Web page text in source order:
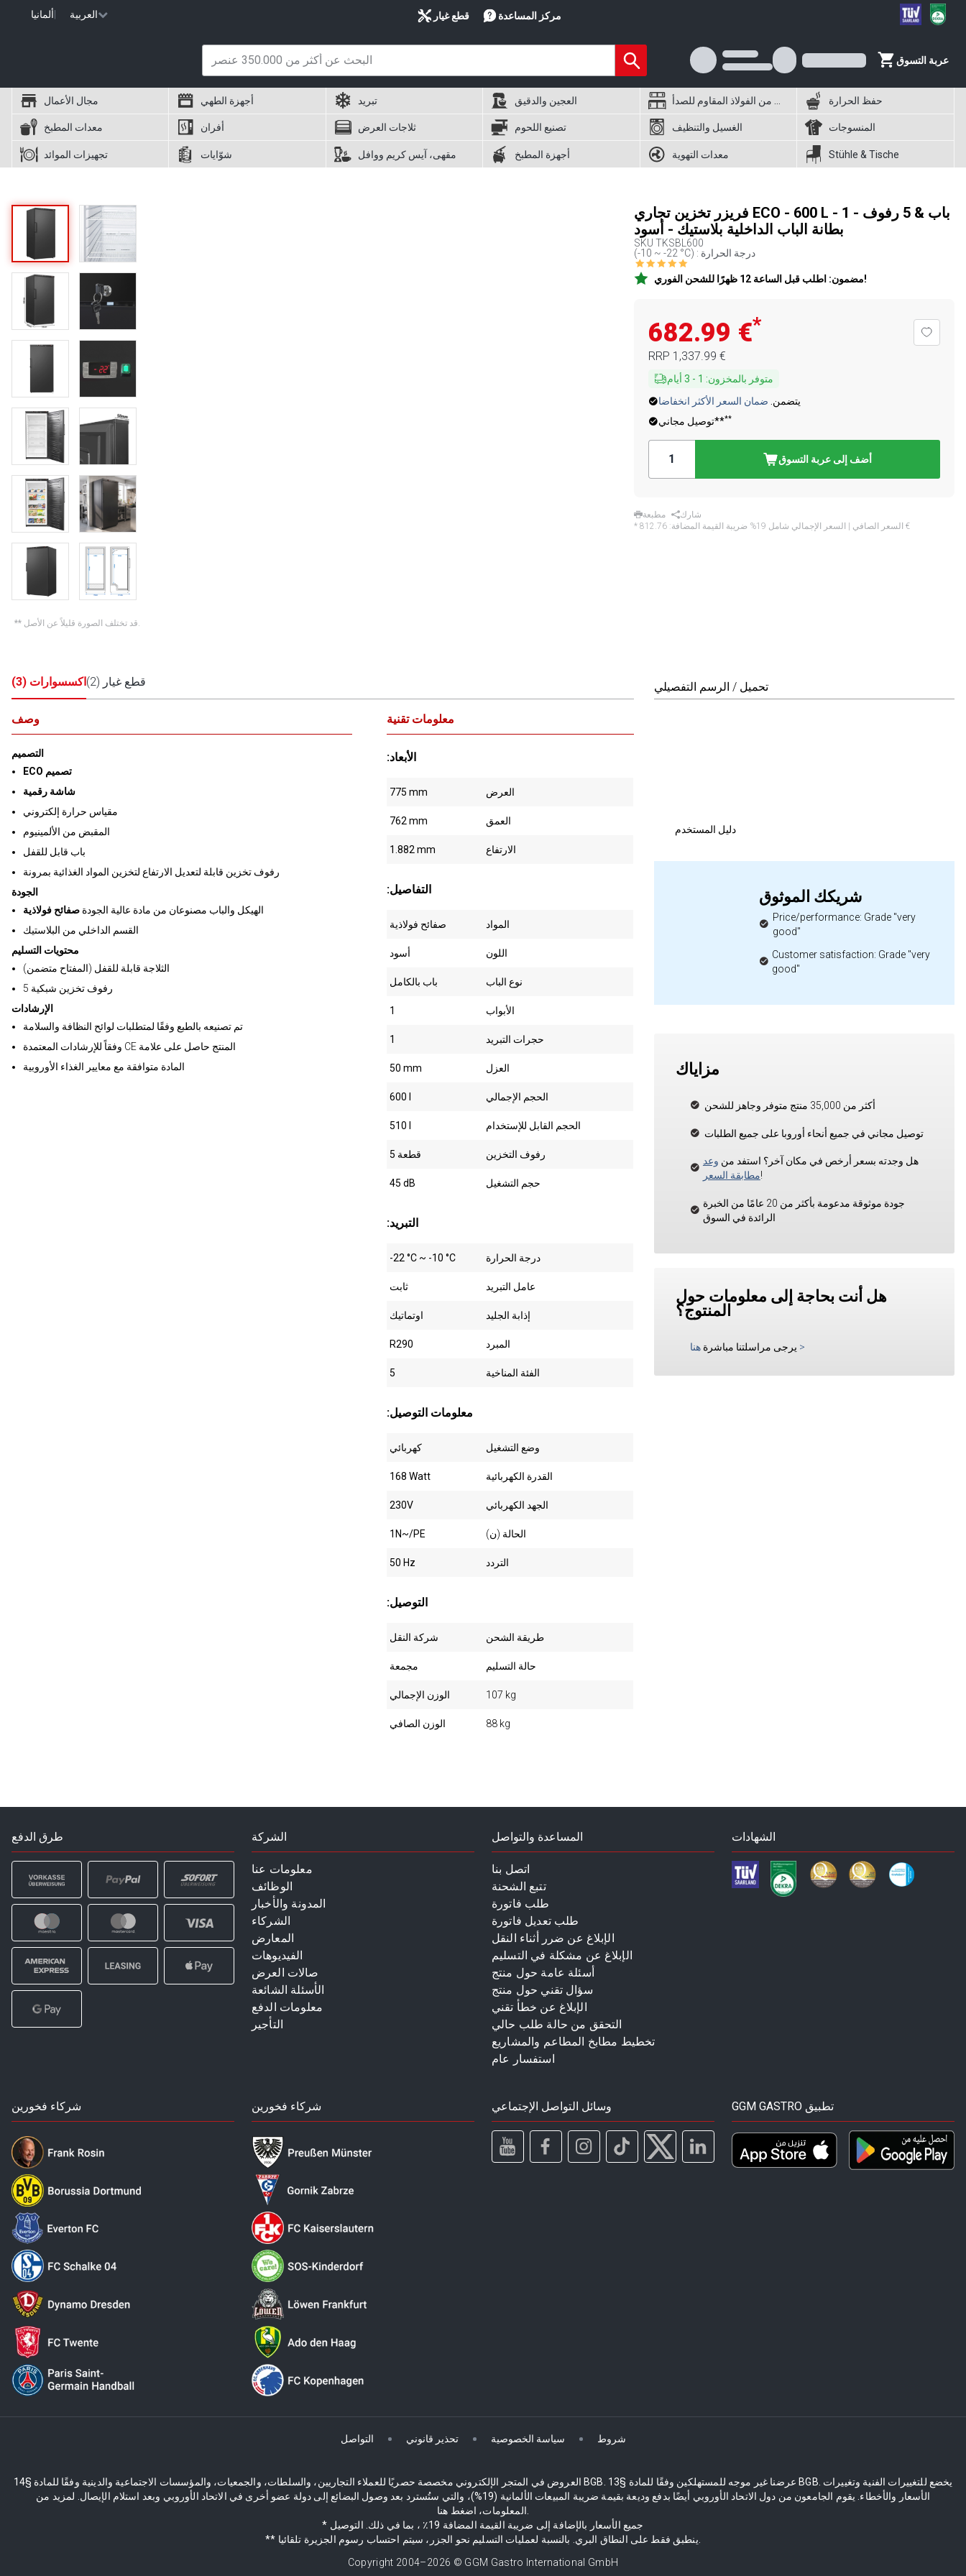
ألمانيا العربية قطع غيار مركز المساعدة
عربة التسوق
مجال الأعمال أجهزة الطهي تبريد العجين والدقيق حفظ الحرارة
معدات المطبخ أفران ثلاجات العرض تصنيع اللحوم الغسيل والتنظيف المنسوجات
تجهيزات الموائد شوّايات مقهى، آيس كريم ووافل أجهزة المطبخ معدات التهوية Stühle & Tische
** قد تختلف الصورة قليلاً عن الأصل.
فريزر تخزين تجاري ECO - 600 L - 1 باب & 5 رفوف -
بطانة الباب الداخلية بلاستيك - أسود
SKU TKSBL600
(-10 ~ -22 °C) : درجة الحرارة
مضمون: اطلب قبل الساعة 12 ظهرًا للشحن الفوري!
‏682.99 €*
RRP ‏1,337.99 €
متوفر بالمخزون:
1
-
3 أيام
يتضمن. ضمان السعر الأكثر انخفاضا
توصيل مجاني****
أضف إلى عربة التسوق
مطبعة
شارك
* السعر الصافي | السعر الإجمالي شامل 19% ضريبة القيمة المضافة: ‏812.76 €
اكسسوارات (
3
) قطع غيار (
2
)
وصف
التصميم
ECO تصميم
شاشة رقمية
مقياس حرارة إلكتروني
المقبض من الألمينيوم
باب قابل للقفل
رفوف تخزين قابلة لتعديل الارتفاع لتخزين المواد الغذائية بمرونة
الجودة
الهيكل والباب مصنوعان من مادة عالية الجودة صفائح فولاذية
القسم الداخلي من البلاستيك
محتويات التسليم
الثلاجة قابلة للقفل (المفتاح متضمن)
5 رفوف تخزين شبكية
الإرشادات
تم تصنيعه بالطبع وفقًا لمتطلبات لوائح النظافة والسلامة
وفقاً للإرشادات المعتمدة CE المنتج حاصل على علامة
المادة متوافقة مع معايير الغذاء الأوروبية
معلومات تقنية
:الأبعاد
775 mm العرض
762 mm العمق
1.882 mm الارتفاع
:التفاصيل
صفائح فولاذية المواد
أسود اللون
باب بالكامل نوع الباب
1 الأبواب
1 حجرات التبريد
50 mm العزل
600 l الحجم الإجمالي
510 l الحجم القابل للإستخدام
قطعة 5 رفوف التخزين
45 dB حجم التشغيل
:التبريد
-22 °C ~ -10 °C درجة الحرارة
ثابت عامل التبريد
اوتماتيك إذابة الجليد
R290 المبرد
5 الفئة المناخية
:معلومات التوصيل
كهربائي وضع التشغيل
168 Watt القدرة الكهربائية
230V الجهد الكهربائي
1N~/PE الحالة (ن)
50 Hz التردد
:التوصيل
شركة النقل طريقة الشحن
مجمعة حالة التسليم
الوزن الإجمالي 107 kg
الوزن الصافي 88 kg
تحميل / الرسم التفصيلي
دليل المستخدم
شريكك الموثوق
Price/performance: Grade "very
good"
Customer satisfaction: Grade "very
good"
مزاياك
أكثر من 35,000 منتج متوفر وجاهز للشحن
توصيل مجاني في جميع أنحاء أوروبا على جميع الطلبات
هل وجدته بسعر أرخص في مكان آخر؟ استفد من وعد
مطابقة السعر!
جودة موثوقة مدعومة بأكثر من 20 عامًا من الخبرة
الرائدة في السوق
هل أنت بحاجة إلى معلومات حول
المنتوج؟
يرجى مراسلتنا مباشرة هنا >
طرق الدفع الشركة
معلومات عنا
الوظائف
المدونة والأخبار
الشركاء
المعارض
الفيديوهات
صالات العرض
الأسئلة الشائعة
معلومات الدفع
التأجير
المساعدة والتواصل
اتصل بنا
تتبع الشحنة
طلب فاتورة
طلب تعديل فاتورة
الإبلاغ عن ضرر أثناء النقل
الإبلاغ عن مشكلة في التسليم
أسئلة عامة حول منتج
سؤال تقني حول منتج
الإبلاغ عن خطأ تقني
التحقق من حالة طلب حالي
تخطيط مطابخ المطاعم والمشاريع
استفسار عام
الشهادات
شركاء فخورين شركاء فخورين وسائل التواصل الإجتماعي GGM GASTRO تطبيق
التواصل تحذير قانوني سياسة الخصوصية شروط
العروض في المتجر الإلكتروني مخصصة حصريًا للعملاء التجاريين، والسلطات، والجمعيات، والمؤسسات الاجتماعية والدينية وفقًا للمادة §14 BGB. عرضنا غير موجه للمستهلكين وفقًا للمادة §13 BGB. يخضع للتغييرات الفنية وتغييرات
الأسعار والأخطاء. يقوم الجامعون من دول الاتحاد الأوروبي أيضًا بدفع وديعة بقيمة ضريبة المبيعات الألمانية (19%)، والتي ستُسترد بعد وصول البضائع إلى دولة عضو أخرى في الاتحاد الأوروبي وبعد استلام الإيصال. لمزيد من
المعلومات، اضغط هنا.
* جميع الأسعار بالإضافة إلى ضريبة القيمة المضافة 19٪ ، بما في ذلك. التوصيل
** ينطبق فقط على النطاق البري. بالنسبة لعمليات التسليم نحو الجزر، سيتم احتساب رسوم الجزيرة تلقائيا.
Copyright 2004–2026 © GGM Gastro International GmbH